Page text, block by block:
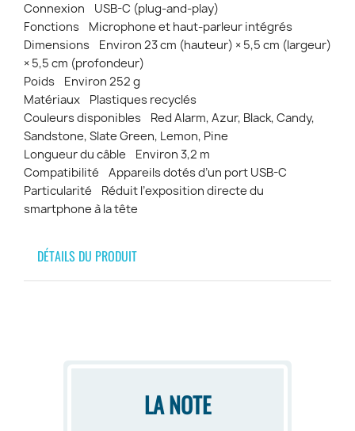
Connexion USB-C (plug-and-play)
Fonctions Microphone et haut-parleur intégrés
Dimensions Environ 23 cm (hauteur) × 5,5 cm (largeur)
× 5,5 cm (profondeur)
Poids Environ 252 g
Matériaux Plastiques recyclés
Couleurs disponibles Red Alarm, Azur, Black, Candy,
Sandstone, Slate Green, Lemon, Pine
Longueur du câble Environ 3,2 m
Compatibilité Appareils dotés d’un port USB-C
Particularité Réduit l’exposition directe du
smartphone à la tête
DÉTAILS DU PRODUIT
LA NOTE